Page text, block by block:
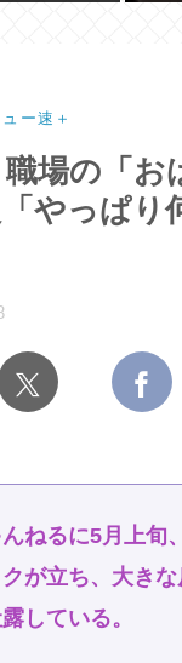
ー速＋
職場の「
やっぱ
ねるに5月上旬
が立ち、大き
している。